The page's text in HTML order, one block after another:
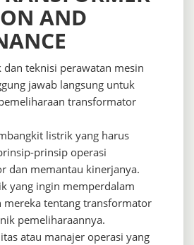
AND
dan teknisi perawatan mesin
jawab langsung untuk
transformator
listrik yang harus
prinsip operasi
dan memantau kinerjanya.
yang ingin memperdalam
mereka tentang transformator
pemeliharaannya.
atau manajer operasi yang